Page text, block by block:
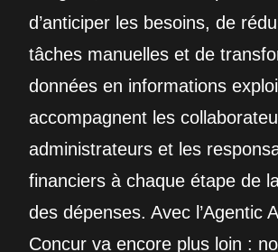
d’anticiper les besoins, de
tâches manuelles et de
données en informations
accompagnent les
administrateurs et les
financiers à chaque étape de
des dépenses. Avec l’Agentic
Concur va encore plus loin :